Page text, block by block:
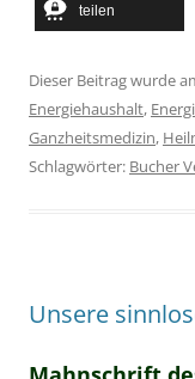
teilen
Dieser Beitrag wurde
Energiehaushalt,
Ganzheitsmedizin,
Schlagwörter: Bucher
Unsere